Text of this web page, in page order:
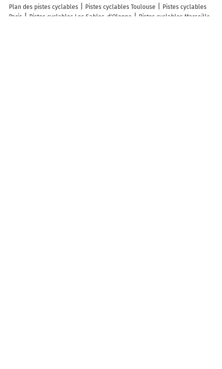
Plan des pistes cyclables Pistes cyclables Toulouse
Pistes cyclables
Paris
Pistes cyclables Les Sables-d'Olonne
Pistes cyclables Marseille